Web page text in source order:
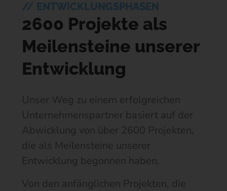
// ENTWICKLUNGSPHASEN
2600 Projekte als
Meilensteine unserer
Entwicklung
Unser Weg zu einem erfolgreichen
Unternehmenspartner basiert auf der
Abwicklung von über 2600 Projekten,
die als Meilensteine unserer
Entwicklung begonnen haben.
Von den anfänglichen Projekten, die